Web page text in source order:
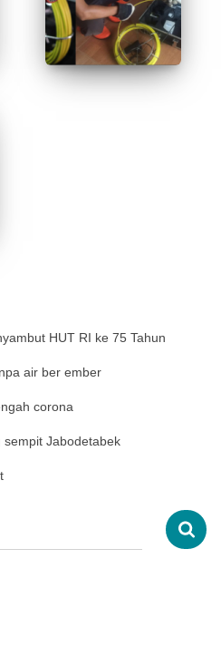
HUT RI ke 75 Tahun
air ber ember
corona
Jabodetabek